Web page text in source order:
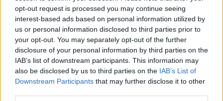
opt-out request is processed you may continue seeing
interest-based ads based on personal information utilized by
us or personal information disclosed to third parties prior to
your opt-out. You may separately opt-out of the further
disclosure of your personal information by third parties on the
IAB’s list of downstream participants. This information may
also be disclosed by us to third parties on the IAB’s List of
Downstream Participants that may further disclose it to other
jornada 17, encuentro en el que anotó un doblete. Es un
jugador un poco irregular, pero teniendo en cuenta que hace
goles (la temporada pasada 11) y está en el juego como
centrocampista, puede serte muy útil y posiblemente
aumente de precio.
Renan Lodi (Atlético, defensa, 1.800.000)
Simeone cambió el sistema para recibir al Rayo y le salió